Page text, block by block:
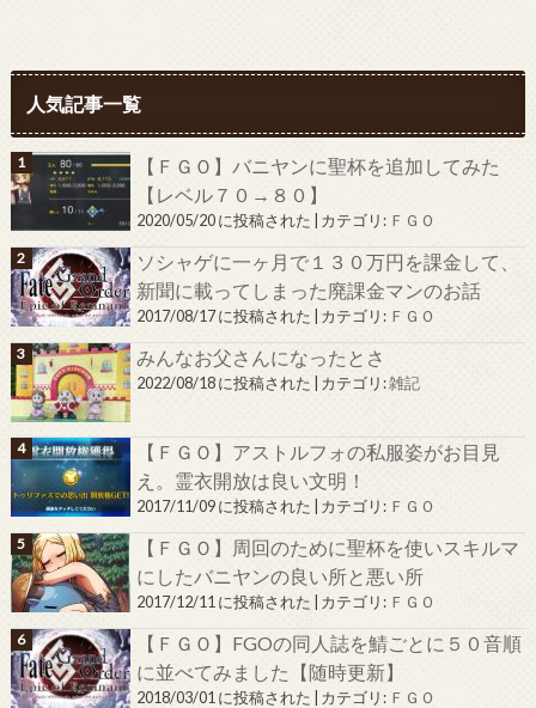
人気記事一覧
【ＦＧＯ】バニヤンに聖杯を追加してみた
【レベル７０→８０】
2020/05/20 に投稿された カテゴリ: ＦＧＯ
ソシャゲに一ヶ月で１３０万円を課金して、
新聞に載ってしまった廃課金マンのお話
2017/08/17 に投稿された カテゴリ: ＦＧＯ
みんなお父さんになったとさ
2022/08/18 に投稿された カテゴリ:雑記
【ＦＧＯ】アストルフォの私服姿がお目見
え。霊衣開放は良い文明！
2017/11/09 に投稿された カテゴリ: ＦＧＯ
【ＦＧＯ】周回のために聖杯を使いスキルマ
にしたバニヤンの良い所と悪い所
2017/12/11 に投稿された カテゴリ: ＦＧＯ
【ＦＧＯ】FGOの同人誌を鯖ごとに５０音順
に並べてみました【随時更新】
2018/03/01 に投稿された カテゴリ: ＦＧＯ